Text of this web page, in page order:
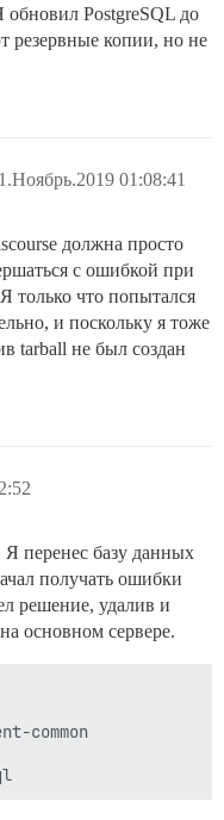
PostgreSQL до
резервные копии, но не
01:08:41
должна просто
с ошибкой при
только что попытался
и поскольку я тоже
tarball не был создан
перенес базу данных
получать ошибки
решение, удалив и
основном сервере.
common